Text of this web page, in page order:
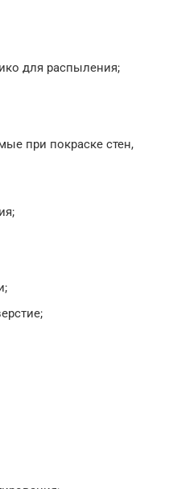
для распыления;
при покраске стен,